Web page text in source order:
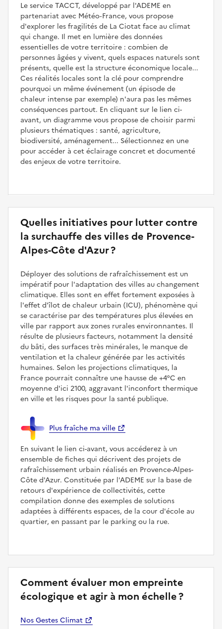
Le service TACCT, développé par l'ADEME en
partenariat avec Météo‑France, vous propose
d'explorer les fragilités de La Ciotat face au climat
qui change. Il met en lumière des données
essentielles de votre territoire : combien de
personnes âgées y vivent, quels espaces naturels sont
présents, quelle est la structure économique locale...
Ces réalités locales sont la clé pour comprendre
pourquoi un même événement (un épisode de
chaleur intense par exemple) n'aura pas les mêmes
conséquences partout. En cliquant sur le lien ci-
avant, un diagramme vous propose de choisir parmi
plusieurs thématiques : santé, agriculture,
biodiversité, aménagement... Sélectionnez en une
pour accéder à cet éclairage concret et documenté
des enjeux de votre territoire.
Quelles initiatives pour lutter contre
la surchauffe des villes de Provence-
Alpes-Côte d'Azur ?
Déployer des solutions de rafraîchissement est un
impératif pour l'adaptation des villes au changement
climatique. Elles sont en effet fortement exposées à
l'effet d'îlot de chaleur urbain (ICU), phénomène qui
se caractérise par des températures plus élevées en
ville par rapport aux zones rurales environnantes. Il
résulte de plusieurs facteurs, notamment la densité
du bâti, des surfaces très minérales, le manque de
ventilation et la chaleur générée par les activités
humaines. Selon les projections climatiques, la
France pourrait connaître une hausse de +4°C en
moyenne d'ici 2100, aggravant l'inconfort thermique
en ville et les risques pour la santé publique.
Plus fraîche ma ville
En suivant le lien ci-avant, vous accéderez à un
ensemble de fiches qui décrivent des projets de
rafraîchissement urbain réalisés en Provence-Alpes-
Côte d'Azur. Constituée par l'ADEME sur la base de
retours d'expérience de collectivités, cette
compilation donne des exemples de solutions
adaptées à différents espaces, de la cour d'école au
quartier, en passant par le parking ou la rue.
Comment évaluer mon empreinte
écologique et agir à mon échelle ?
Nos Gestes Climat